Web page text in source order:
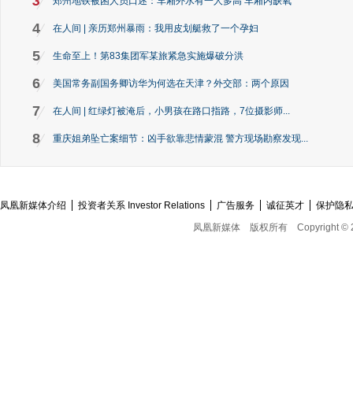
4 在人间 | 亲历郑州暴雨：我用皮划艇救了一个孕妇
5 生命至上！第83集团军某旅紧急实施爆破分洪
6 美国常务副国务卿访华为何选在天津？外交部：两个原因
7 在人间 | 红绿灯被淹后，小男孩在路口指路，7位摄影师...
8 重庆姐弟坠亡案细节：凶手欲靠悲情蒙混 警方现场勘察发现...
凤凰新媒体介绍 投资者关系 Investor Relations 广告服务 诚征英才
保护隐
凤凰新媒体
版权所有 Copyright ©